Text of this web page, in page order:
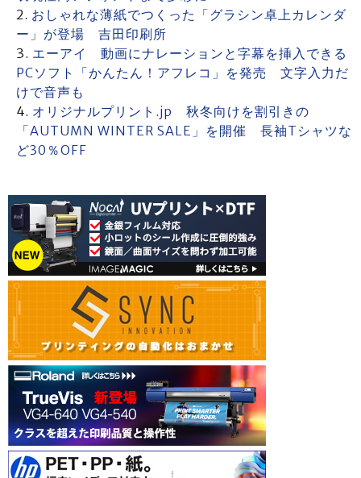
おしゃれな薄紙でつくった「グラシン卓上カレンダ
ー」が登場 吉田印刷所
エーアイ 動画にナレーションと字幕を挿入できる
PCソフト「かんたん！アフレコ」を発売 文字入力だ
けで音声も
オリジナルプリント.jp 秋冬向けを割引きの
「AUTUMN WINTER SALE」を開催 長袖Tシャツな
ど30％OFF